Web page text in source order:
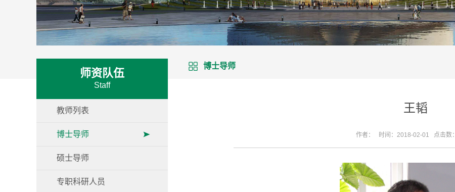
师资队伍
Staff
教师列表
博士导师
硕士导师
专职科研人员
博士导师
王韬
作者： 时间：2018-02-01 点击数：